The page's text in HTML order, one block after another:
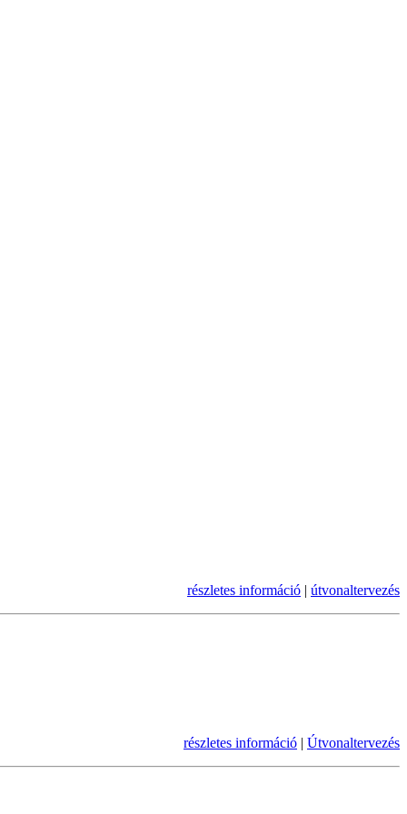
részletes információ | útvonaltervezés
részletes információ | Útvonaltervezés